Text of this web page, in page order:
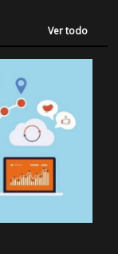
Ver todo